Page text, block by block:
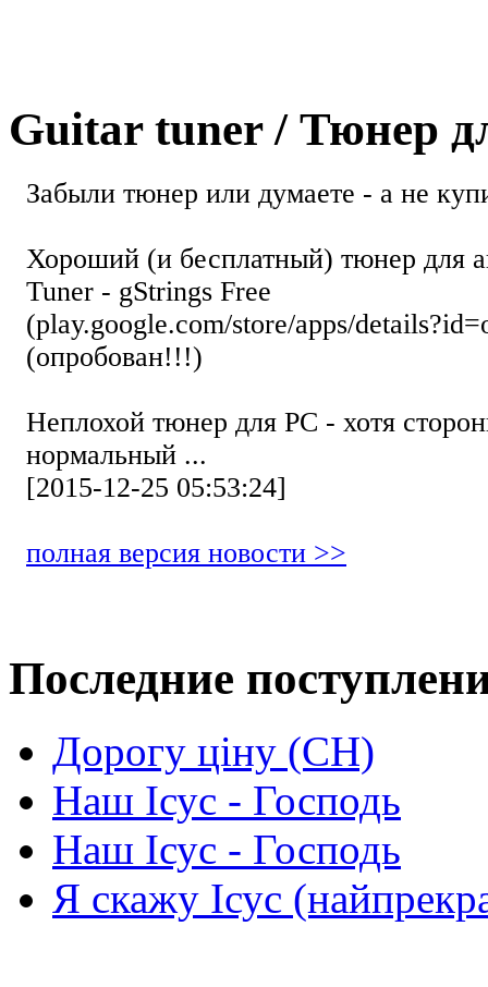
Guitar tuner / Тюнер
Забыли тюнер или думаете - а не
Хороший (и бесплатный) тюнер для
Tuner - gStrings Free
(play.google.com/store/apps/
(опробован!!!)
Неплохой тюнер для РС - хотя
нормальный ...
[2015-12-25 05:53:24]
полная версия новости >>
Последние
Дорогу ціну (СН)
Наш Ісус - Господь
Наш Ісус - Господь
Я скажу Ісус